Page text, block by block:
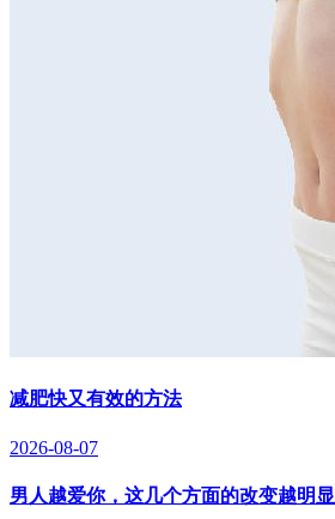
减肥快又有效的方法
2026-08-07
男人越爱你，这几个方面的改变越明显